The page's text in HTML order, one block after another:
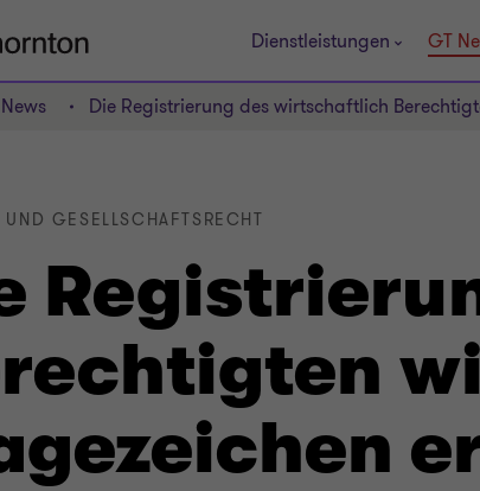
Dienstleistungen GT
Die Registrierung des wirtschaftlich
UND GESELLSCHAFTSRECHT